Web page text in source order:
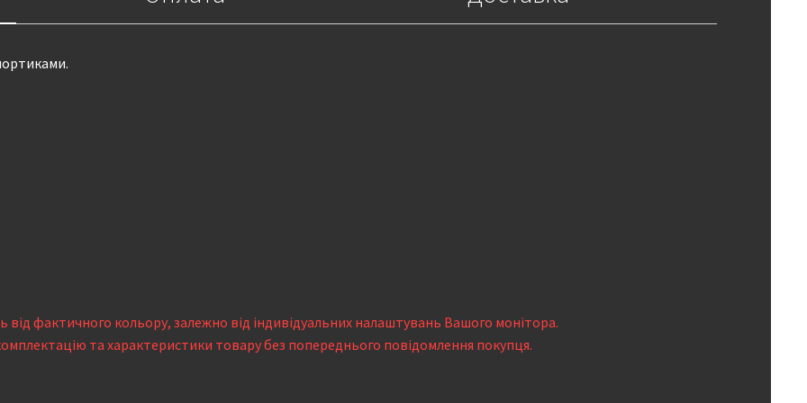
від фактичного кольору, залежно від індивідуальних налаштувань Вашого монітора.
та характеристики товару без попереднього повідомлення покупця.